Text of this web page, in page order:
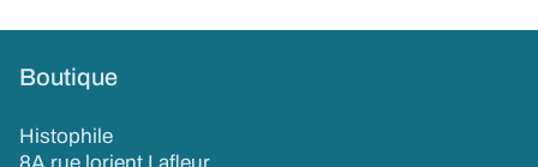
Boutique
Histophile